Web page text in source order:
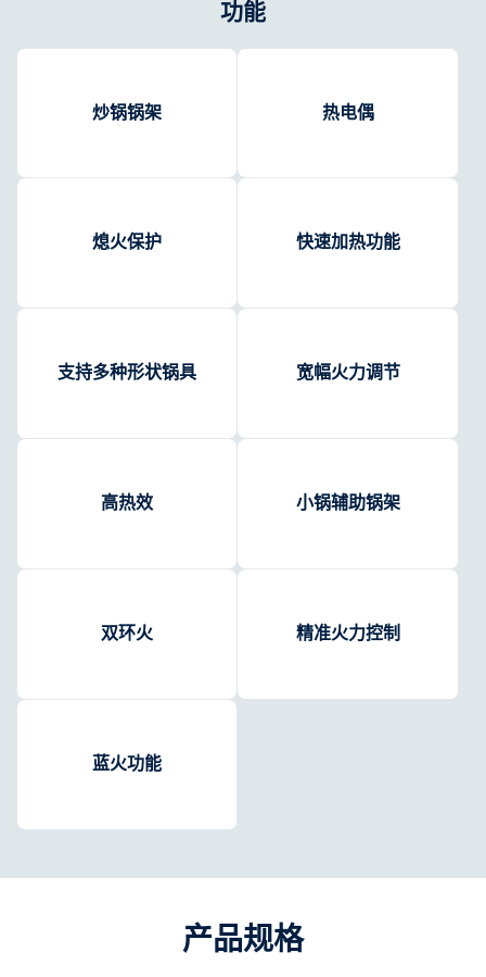
功能
炒锅锅架 热电偶
熄火保护 快速加热功能
支持多种形状锅具 宽幅火力调节
高热效 小锅辅助锅架
双环火 精准火力控制
蓝火功能
产品规格​